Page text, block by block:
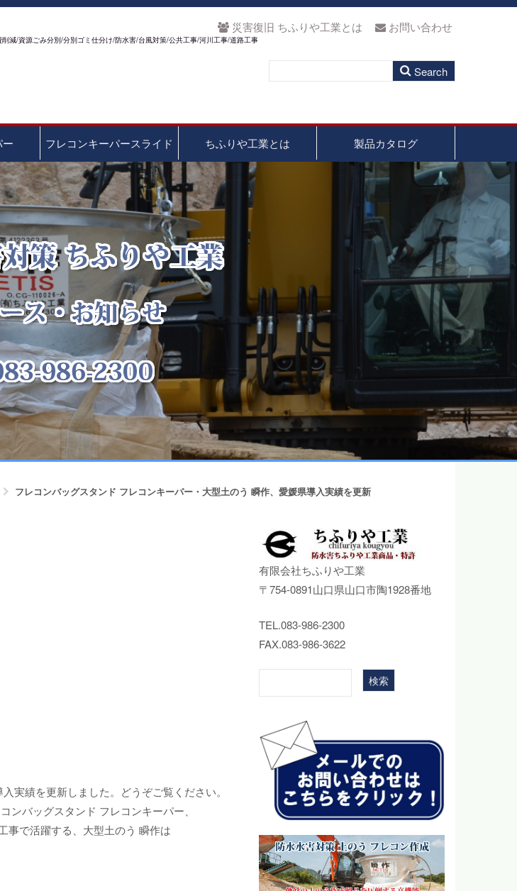
減/資源ごみ分別/分別ゴミ仕分け/防水害/台風対策/公共工事/河川工事/道路工事
災害復旧 ちふりや工業とは お問い合わせ
フレコンキーパースライド ちふりや工業とは 製品カタログ
フレコンバッグスタンド フレコンキーパー・大型土のう 瞬作、愛媛県導入実績を更新
実績を更新しました。どうぞご覧ください。
バッグスタンド フレコンキーパー、
事で活躍する、大型土のう 瞬作は
有限会社ちふりや工業
〒754-0891山口県山口市陶1928番地
TEL.083-986-2300
FAX.083-986-3622